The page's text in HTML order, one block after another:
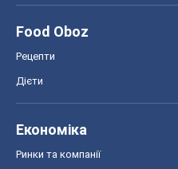
Food Oboz
Рецепти
Дієти
Економіка
Ринки та компанії